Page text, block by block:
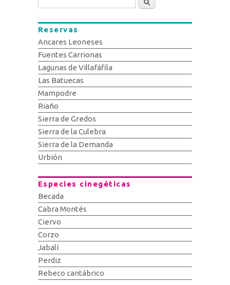
Reservas
Ancares Leoneses
Fuentes Carrionas
Lagunas de Villafáfila
Las Batuecas
Mampodre
Riaño
Sierra de Gredos
Sierra de la Culebra
Sierra de la Demanda
Urbión
Especies cinegéticas
Becada
Cabra Montés
Ciervo
Corzo
Jabalí
Perdiz
Rebeco cantábrico